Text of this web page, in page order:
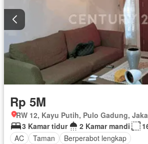
Rp 5M
3 Kamar tidur
2 Kamar mandi
AC
Taman Berperabot lengkap